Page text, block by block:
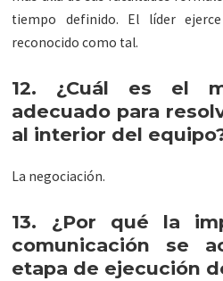
tiempo definido. El líder
reconocido como tal.
12. ¿Cuál es el
adecuado para
al interior del
La negociación.
13. ¿Por qué la
comunicación se
etapa de ejecución